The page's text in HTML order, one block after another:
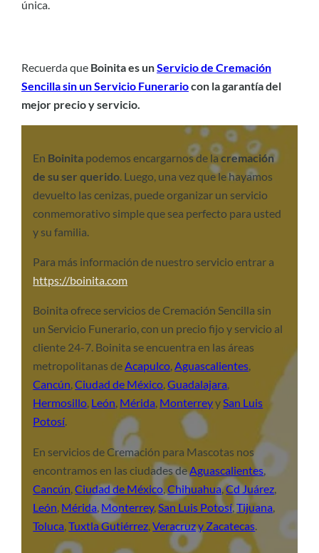
única.
Recuerda que Boinita es unServicio de Cremación
Sencilla sin un Servicio Funerariocon la garantía del
mejor precio y servicio.
En Boinita podemos encargarnos de lacremación
de su ser querido . Luego, una vez que le hayamos
devuelto las cenizas, puede organizar un servicio
conmemorativo simple que sea perfecto para usted
y su familia.
Para más información de nuestro servicio entrar a
https://boinita.com
Boinita ofrece servicios de Cremación Sencilla sin
un Servicio Funerario, con un precio fijo y servicio al
cliente 24-7. Boinita se encuentra en las áreas
metropolitanas deAcapulco,Aguascalientes,
Cancún,Ciudad de México,Guadalajara,
Hermosillo, León, Mérida, MonterreyySan Luis
Potosí.
En servicios de Cremación para Mascotas nos
encontramos en las ciudades deAguascalientes
Cancún ,Ciudad de México,Chihuahua,Cd Juárez
León Mérida Monterrey, San Luis Potosí,Tijuana
Toluca ,Tuxtla Gutiérrez ,Veracruzy Zacatecas